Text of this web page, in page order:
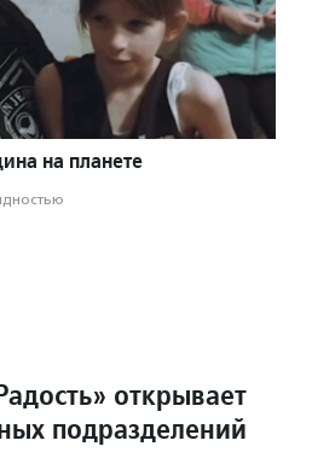
на планете
открывает
подразделений